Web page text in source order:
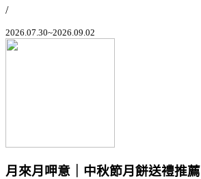
/
2026.07.30~2026.09.02
月來月呷意｜中秋節月餅送禮推薦